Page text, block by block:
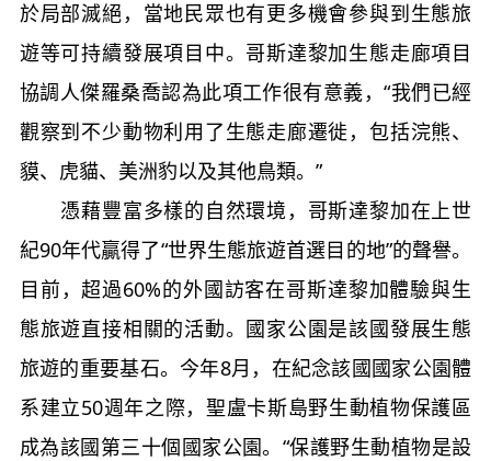
於局部滅絕，當地民眾也有更多機會參與到生態旅
遊等可持續發展項目中。哥斯達黎加生態走廊項目
協調人傑羅桑喬認為此項工作很有意義，“我們已經
觀察到不少動物利用了生態走廊遷徙，包括浣熊、
貘、虎貓、美洲豹以及其他鳥類。”
憑藉豐富多樣的自然環境，哥斯達黎加在上世
紀90年代贏得了“世界生態旅遊首選目的地”的聲譽。
目前，超過60%的外國訪客在哥斯達黎加體驗與生
態旅遊直接相關的活動。國家公園是該國發展生態
旅遊的重要基石。今年8月，在紀念該國國家公園體
系建立50週年之際，聖盧卡斯島野生動植物保護區
成為該國第三十個國家公園。“保護野生動植物是設